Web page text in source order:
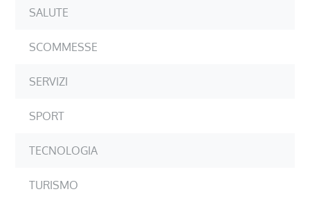
SALUTE
SCOMMESSE
SERVIZI
SPORT
TECNOLOGIA
TURISMO